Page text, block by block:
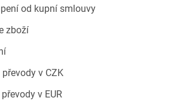
od kupní smlouvy
zboží
v CZK
v EUR